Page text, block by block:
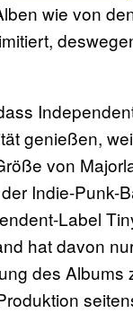
wie von
genießen,
von
Indie-Punk-
Label
hat davon
des Albums